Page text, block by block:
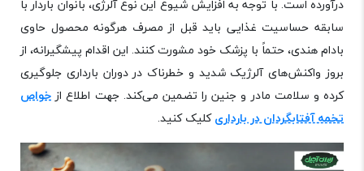
درآورده است. با توجه به افزایش شیوع این نوع آلرژی، بانوان باردار با
سابقه حساسیت غذایی باید قبل از مصرف هرگونه محصول حاوی
بادام هندی، حتماً با پزشک خود مشورت کنند. این اقدام پیشگیرانه، از
بروز واکنش‌های آلرژیک شدید و خطرناک در دوران بارداری جلوگیری
کرده و سلامت مادر و جنین را تضمین می‌کند. جهت اطلاع از خواص
تخمه آفتابگردان در بارداریکلیک کنید.